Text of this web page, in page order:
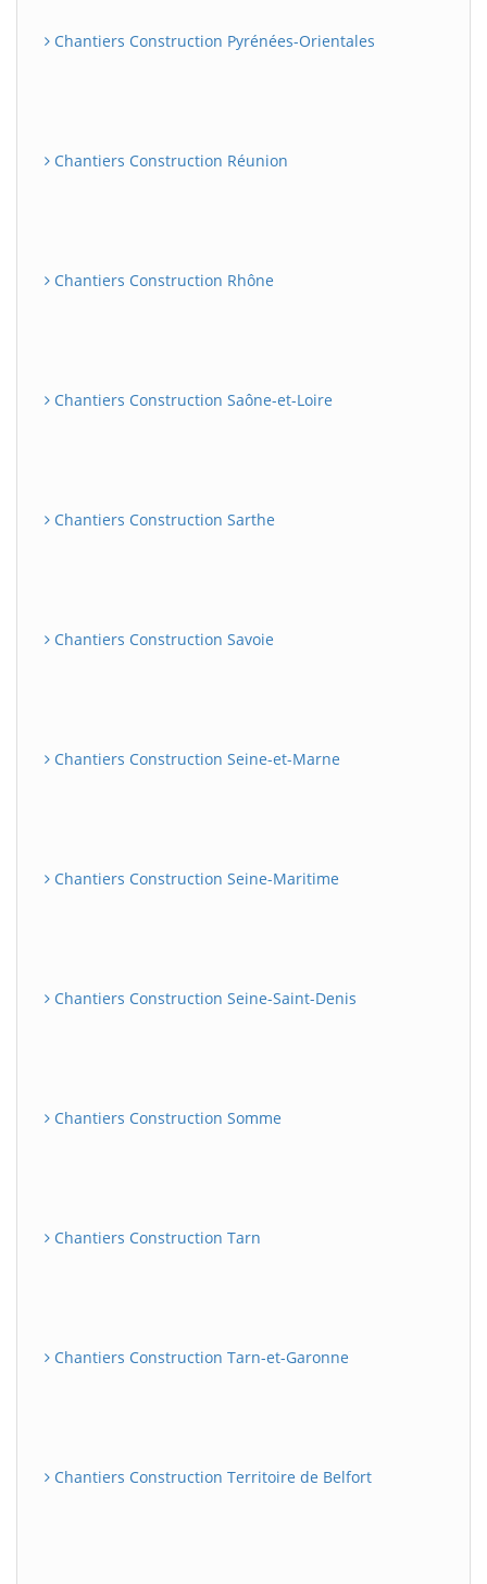
Chantiers Construction Pyrénées-Orientales
Chantiers Construction Réunion
Chantiers Construction Rhône
Chantiers Construction Saône-et-Loire
Chantiers Construction Sarthe
Chantiers Construction Savoie
Chantiers Construction Seine-et-Marne
Chantiers Construction Seine-Maritime
Chantiers Construction Seine-Saint-Denis
Chantiers Construction Somme
Chantiers Construction Tarn
Chantiers Construction Tarn-et-Garonne
Chantiers Construction Territoire de Belfort